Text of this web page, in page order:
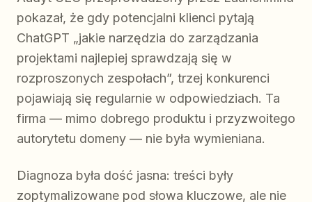
pokazał, że gdy potencjalni klienci pytają
ChatGPT „jakie narzędzia do zarządzania
projektami najlepiej sprawdzają się w
rozproszonych zespołach”, trzej konkurenci
pojawiają się regularnie w odpowiedziach. Ta
firma — mimo dobrego produktu i przyzwoitego
autorytetu domeny — nie była wymieniana.
Diagnoza była dość jasna: treści były
zoptymalizowane pod słowa kluczowe, ale nie